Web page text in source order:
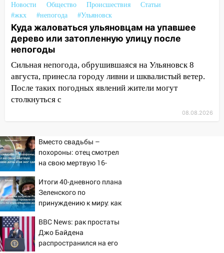
Ульяновской области намолотил более
100 тысяч тонн зерна
15:17 В колледжи и техникумы
Ульяновской области подали более 10
тысяч заявлений
15:04 Фоторепортаж с улиц Ульяновска
после шторма: поваленные деревья и
затопленные улицы
Ураган вырвал остановку на улице
14:26
Жители Ульяновска сами
пытаются расчистить ливнёвки, не
дождавшись коммунальщиков
14:16
Шторм продолжает ломать город:
на улице Любови Шевцовой рухнул
светофор
14:14
Студента из Ульяновска обманули
мошенники под видом преподавателя
Новости Общество Происшествия
Статьи
#жкх
#непогода #Ульяновск
Куда жаловаться ульяновцам на упавшее
дерево или затопленную улицу после
непогоды
Сильная непогода, обрушившаяся на Ульяновск 8
августа, принесла городу ливни и шквалистый ветер.
После таких погодных явлений жители могут
столкнуться с
08.08.2026
Вместо свадьбы –
похороны: отец смотрел
на свою мертвую 16-
сдержать слезы
Итоги 40-дневного плана
Зеленского по
принуждению к миру: как
разбор провала операции
Украины от военкора
Коца
BBC News: рак простаты
Джо Байдена
распространился на его